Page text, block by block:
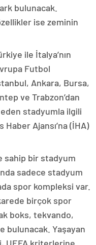
bulunacak.
ise zeminin
ile İtalya’nın
Futbol
Ankara, Bursa,
ve Trabzon’dan
eden stadyumla ilgili
Ajansı’na (İHA)
sahip bir stadyum
sadece stadyum
spor kompleksi var.
birçok spor
boks, tekvando,
bulunacak. Yaşayan